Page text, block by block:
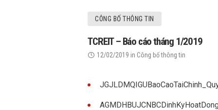
CÔNG BỐ THÔNG TIN
TCREIT – Báo cáo tháng 1/2019
12/02/2019 in Công bố thông tin